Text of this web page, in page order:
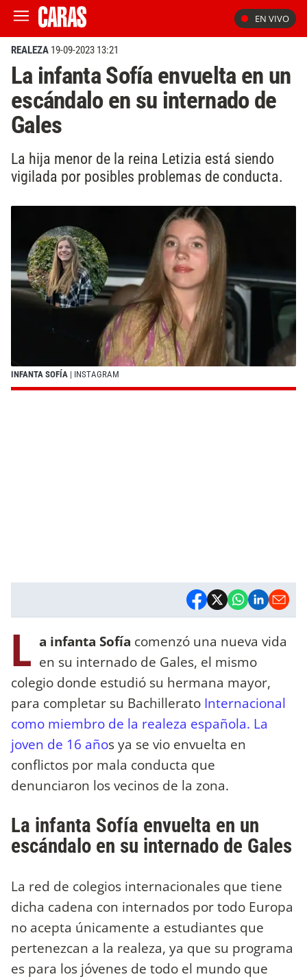
EN VIVO
REALEZA 19-09-2023 13:21
La infanta Sofía envuelta en un
escándalo en su internado de
Gales
La hija menor de la reina Letizia está siendo
vigilada por posibles problemas de conducta.
INFANTA SOFÍA | INSTAGRAM
L a infanta Sofía comenzó una nueva vida
en su internado de Gales, el mismo
colegio donde estudió su hermana mayor,
para completar su Bachillerato Internacional
como miembro de la realeza española. La
joven de 16 años ya se vio envuelta en
conflictos por mala conducta que
denunciaron los vecinos de la zona.
La infanta Sofía envuelta en un
escándalo en su internado de Gales
La red de colegios internacionales que tiene
dicha cadena con internados por todo Europa
no acepta únicamente a estudiantes que
pertenezcan a la realeza, ya que su programa
es para los jóvenes de todo el mundo que